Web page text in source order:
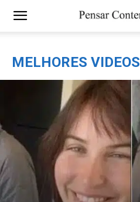
MELHORES VIDEOS